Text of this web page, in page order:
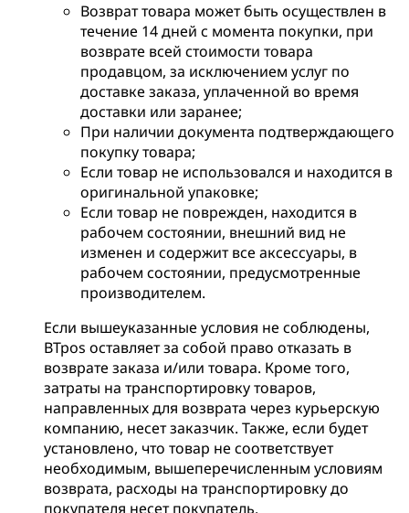
Возврат товара может быть осуществлен в
течение 14 дней с момента покупки, при
возврате всей стоимости товара
продавцом, за исключением услуг по
доставке заказа, уплаченной во время
доставки или заранее;
При наличии документа подтверждающего
покупку товара;
Если товар не использовался и находится в
оригинальной упаковке;
Если товар не поврежден, находится в
рабочем состоянии, внешний вид не
изменен и содержит все аксессуары, в
рабочем состоянии, предусмотренные
производителем.
Если вышеуказанные условия не соблюдены,
BTpos оставляет за собой право отказать в
возврате заказа и/или товара. Кроме того,
затраты на транспортировку товаров,
направленных для возврата через курьерскую
компанию, несет заказчик. Также, если будет
установлено, что товар не соответствует
необходимым, вышеперечисленным условиям
возврата, расходы на транспортировку до
покупателя несет покупатель.